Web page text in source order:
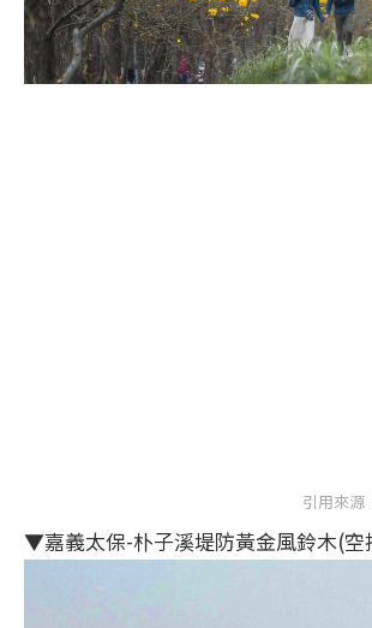
引用來源
▼嘉義太保-朴子溪堤防黃金風鈴木(空